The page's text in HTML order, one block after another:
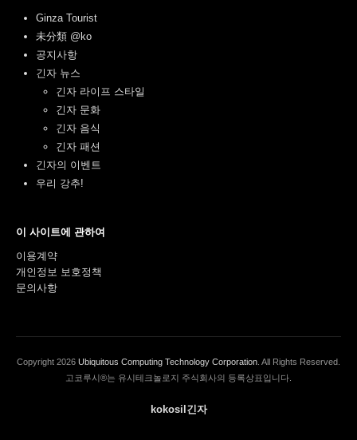
Ginza Tourist
未分類 @ko
공지사항
긴자 뉴스
긴자 라이프 스타일
긴자 문화
긴자 음식
긴자 패션
긴자의 이벤트
우리 강추!
이 사이트에 관하여
이용계약
개인정보 보호정책
문의사항
Copyright 2026 Ubiquitous Computing Technology Corporation . All Rights Reserved.
고코루시®는 유시테크놀로지 주식회사의 등록상표입니다.
kokosil긴자